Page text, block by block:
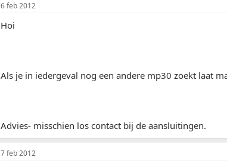
6 feb 2012
Hoi
Als je in iedergeval nog een andere mp30 zoekt laat
Advies- misschien los contact bij de aansluitingen.
7 feb 2012